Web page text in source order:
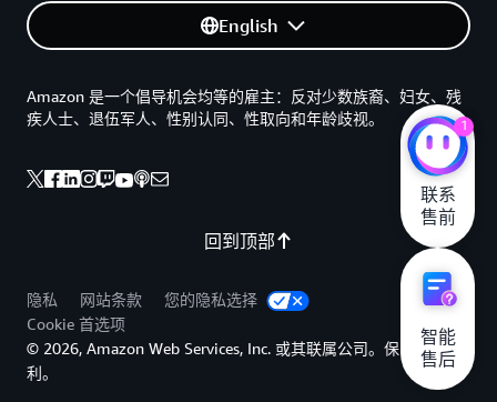
English
回到顶部
Amazon 是一个倡导机会均等的雇主：反对少数族裔、妇女、残
疾人士、退伍军人、性别认同、性取向和年龄歧视。
隐私 网站条款
您的隐私选择
Cookie 首选项
© 2026, Amazon Web Services, Inc. 或其联属公司。保留所有权
利。
1
联系
售前
智能
售后